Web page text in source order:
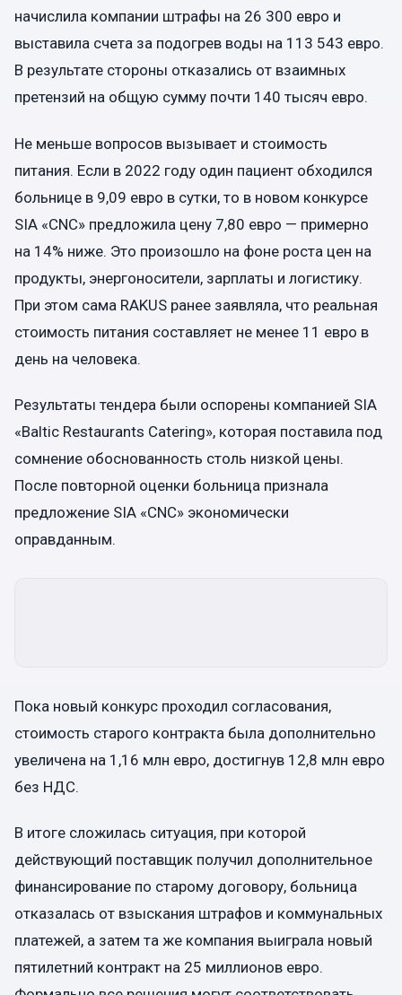
начислила компании штрафы на 26 300 евро и
выставила счета за подогрев воды на 113 543 евро.
В результате стороны отказались от взаимных
претензий на общую сумму почти 140 тысяч евро.
Не меньше вопросов вызывает и стоимость
питания. Если в 2022 году один пациент обходился
больнице в 9,09 евро в сутки, то в новом конкурсе
SIA «CNC» предложила цену 7,80 евро — примерно
на 14% ниже. Это произошло на фоне роста цен на
продукты, энергоносители, зарплаты и логистику.
При этом сама RAKUS ранее заявляла, что реальная
стоимость питания составляет не менее 11 евро в
день на человека.
Результаты тендера были оспорены компанией SIA
«Baltic Restaurants Catering», которая поставила под
сомнение обоснованность столь низкой цены.
После повторной оценки больница признала
предложение SIA «CNC» экономически
оправданным.
Пока новый конкурс проходил согласования,
стоимость старого контракта была дополнительно
увеличена на 1,16 млн евро, достигнув 12,8 млн евро
без НДС.
В итоге сложилась ситуация, при которой
действующий поставщик получил дополнительное
финансирование по старому договору, больница
отказалась от взыскания штрафов и коммунальных
платежей, а затем та же компания выиграла новый
пятилетний контракт на 25 миллионов евро.